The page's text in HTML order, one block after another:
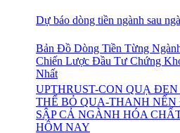
Dự báo dòng tiền ngành sau
Bản Đồ Dòng Tiền Từng
Chiến Lược Đầu Tư Chứng
Nhất
UPTHRUST-CON QUẠ
THỂ BỎ QUA-THANH
SẬP CẢ NGÀNH HÓA
HÔM NAY